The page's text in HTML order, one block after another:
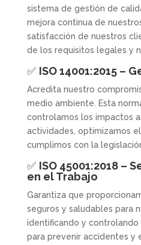
sistema de gestión de
mejora continua de
satisfacción de nuestros
de los requisitos legales y
✅ ISO 14001:2015 –
Acredita nuestro
medio ambiente. Esta
controlamos los impactos
actividades, optimizamos
cumplimos con la
✅ ISO 45001:2018 –
en el Trabajo
Garantiza que
seguros y saludables para
identificando y controlando
para prevenir accidentes y